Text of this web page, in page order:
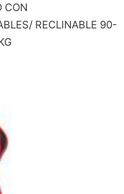
CON
RECLINABLE 90-